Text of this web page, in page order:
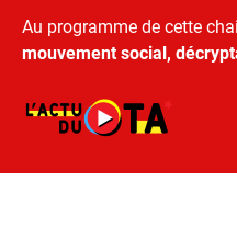
Au programme de cette
mouvement social,